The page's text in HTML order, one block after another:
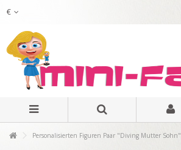
€
Personalisierten Figuren Paar "Diving Mutter Sohn"